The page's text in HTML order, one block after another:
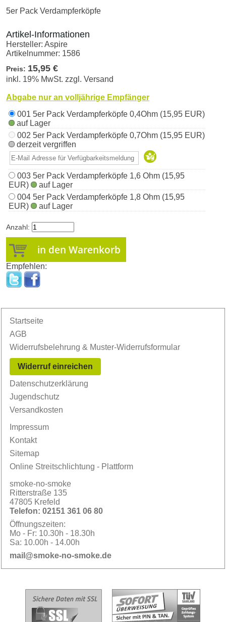
5er Pack Verdampferköpfe
Artikel-Informationen
Hersteller: Aspire
Artikelnummer: 1586
Preis: 15,95 €
inkl. 19% MwSt. zzgl. Versand
Abgabe nur an volljährige Empfänger
001 5er Pack Verdampferköpfe 0,4Ohm (15,95 EUR)
auf Lager
002 5er Pack Verdampferköpfe 0,7Ohm (15,95 EUR)
derzeit vergriffen
003 5er Pack Verdampferköpfe 1,6 Ohm (15,95
EUR)
auf Lager
004 5er Pack Verdampferköpfe 1,8 Ohm (15,95
EUR)
auf Lager
Anzahl:
Empfehlen:
Startseite
AGB
Widerrufsbelehrung & Muster-Widerrufsformular
Widerruf einreichen
Datenschutzerklärung
Jugendschutz
Versandkosten
Impressum
Kontakt
Sitemap
Online Streitschlichtung - Plattform
smoke-no-smoke
Ritterstraße 135
47805 Krefeld
Telefon:02151 361 06 80
Öffnungszeiten:
Mo - Fr: 10.30h - 18.30h
Sa: 10.00h - 14.00h
mail@smoke-no-smoke.de